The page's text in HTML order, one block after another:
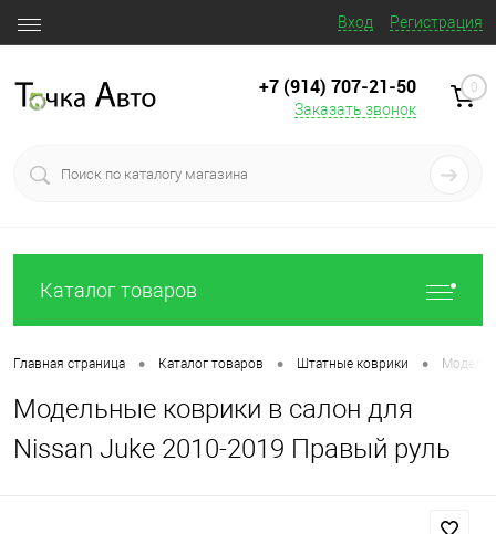
Вход Регистрация
+7 (914) 707‒21‒50
Заказать звонок
0
Каталог товаров
Главная страница • Каталог товаров • Штатные коврики •
Модельные коврики в салон для
Nissan Juke 2010-2019 Правый руль